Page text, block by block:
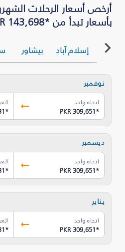
أرخص أسعار الرحلات
بأسعار تبدأ من *PKR 143,698
إسلام آباد بيشاور
نوفمبر
اتجاه واحد
PKR 309,651*
*
ديسمبر
اتجاه واحد
PKR 309,651*
*
يناير
اتجاه واحد
PKR 309,651*
*